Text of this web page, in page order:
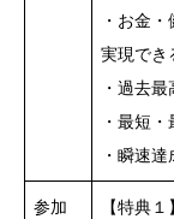
・お金
実現でき
・過去
・最短
・瞬速
参加
【特典